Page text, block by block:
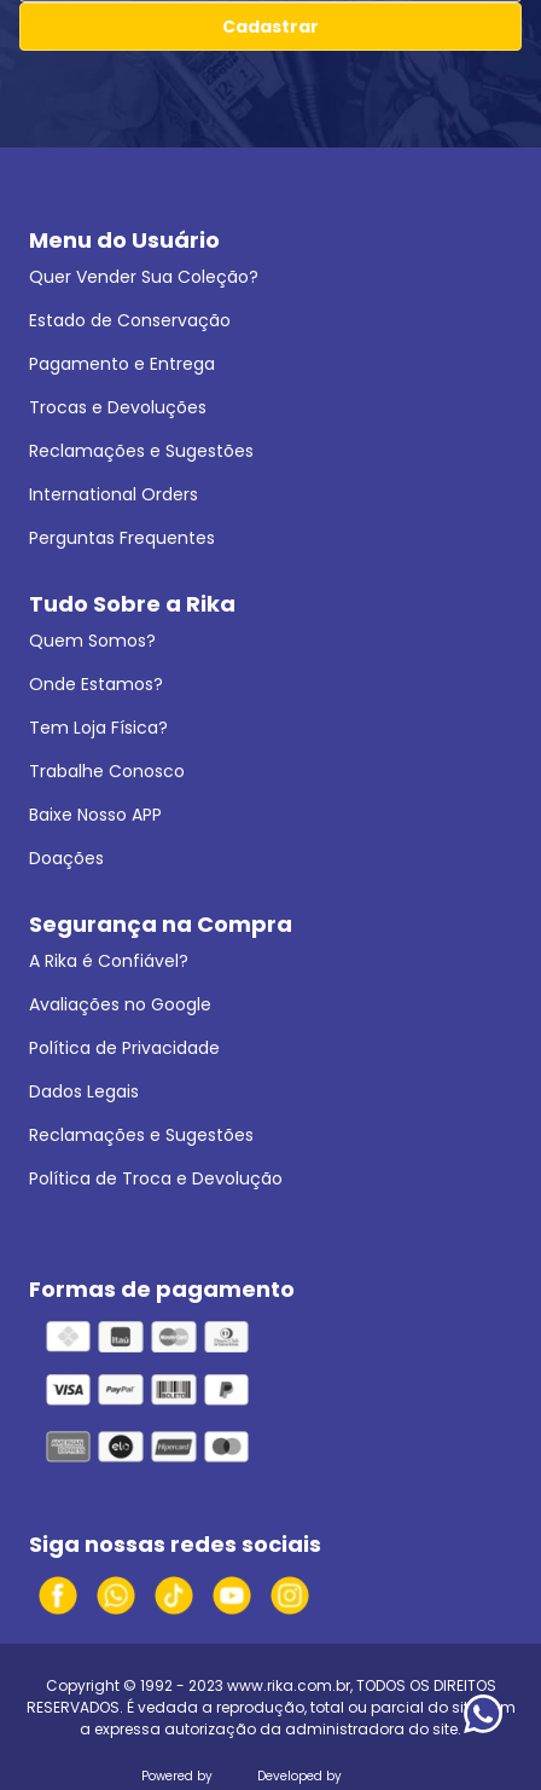
Cadastrar
Menu do Usuário
Quer Vender Sua Coleção?
Estado de Conservação
Pagamento e Entrega
Trocas e Devoluções
Reclamações e Sugestões
International Orders
Perguntas Frequentes
Tudo Sobre a Rika
Quem Somos?
Onde Estamos?
Tem Loja Física?
Trabalhe Conosco
Baixe Nosso APP
Doações
Segurança na Compra
A Rika é Confiável?
Avaliações no Google
Política de Privacidade
Dados Legais
Reclamações e Sugestões
Política de Troca e Devolução
Formas de pagamento
Siga nossas redes sociais
Copyright © 1992 - 2023 www.rika.com.br, TODOS OS DIREITOS
RESERVADOS. É vedada a reprodução, total ou parcial do site, sem
a expressa autorização da administradora do site.
Powered by Developed by